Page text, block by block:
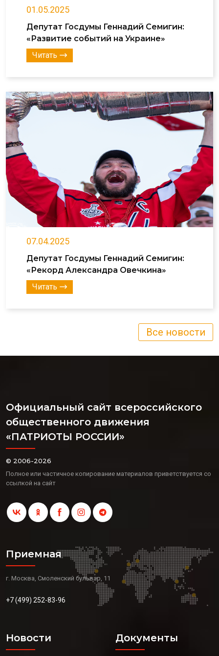
01.05.2025
Депутат Госдумы Геннадий Семигин:
«Развитие событий на Украине»
Читать
07.04.2025
Депутат Госдумы Геннадий Семигин:
«Рекорд Александра Овечкина»
Читать
Все новости
Официальный сайт всероссийского
общественного движения
«ПАТРИОТЫ РОССИИ»
© 2006-2026
Полное или частичное копирование материалов приветствуется со
ссылкой на сайт
Приемная
г. Москва, Смоленский бульвар, 11
+7 (499) 252-83-96
Новости Документы